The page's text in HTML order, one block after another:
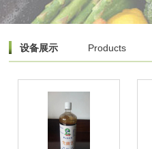
设备展示 Products